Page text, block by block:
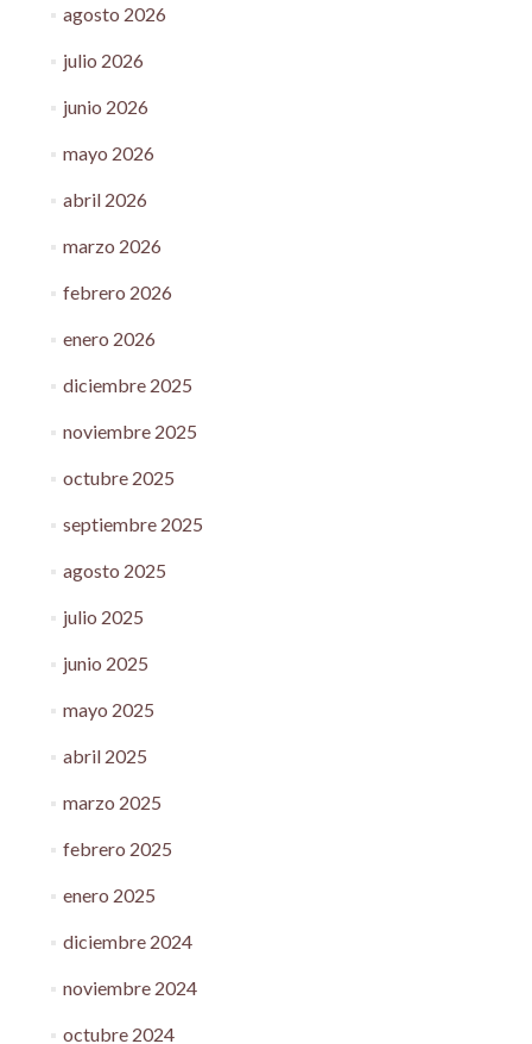
agosto 2026
julio 2026
junio 2026
mayo 2026
abril 2026
marzo 2026
febrero 2026
enero 2026
diciembre 2025
noviembre 2025
octubre 2025
septiembre 2025
agosto 2025
julio 2025
junio 2025
mayo 2025
abril 2025
marzo 2025
febrero 2025
enero 2025
diciembre 2024
noviembre 2024
octubre 2024